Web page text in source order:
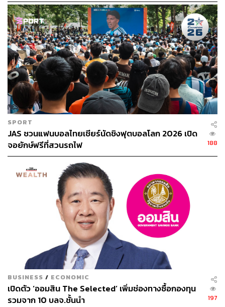
SPORT
JAS ชวนแฟนบอลไทยเชียร์นัดชิงฟุตบอลโลก 2026 เปิด
จอยักษ์ฟรีที่สวนรถไฟ
188
BUSINESS / ECONOMIC
เปิดตัว ‘ออมสิน The Selected’ เพิ่มช่องทางซื้อกองทุน
รวมจาก 10 บลจ.ชั้นนำ
197